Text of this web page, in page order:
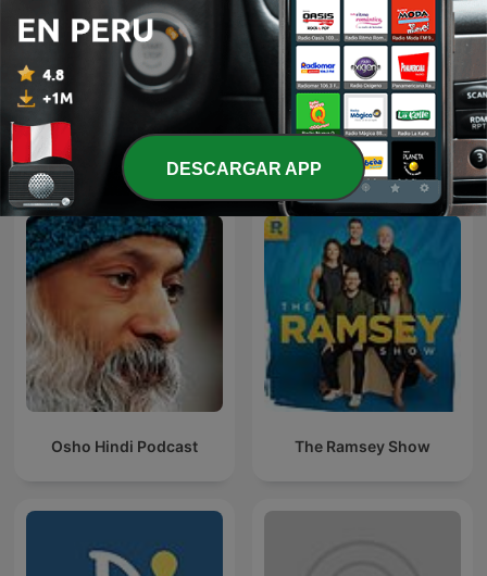
y喵小咪y Inglês Instrumental
Más podcasts internacionales de
Educación
Osho Hindi Podcast The Ramsey Show
DESCARGAR APP